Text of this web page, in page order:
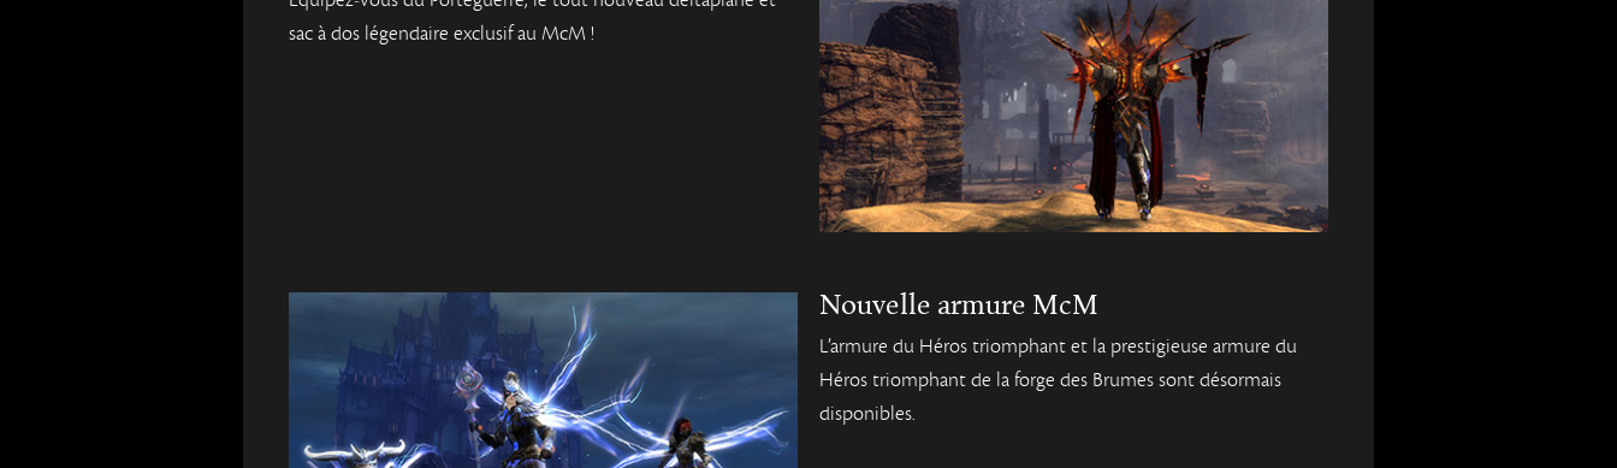
sac à dos légendaire exclusif au McM !
Nouvelle armure McM
L’armure du Héros triomphant et la prestigieuse armure du
Héros triomphant de la forge des Brumes sont désormais
disponibles.